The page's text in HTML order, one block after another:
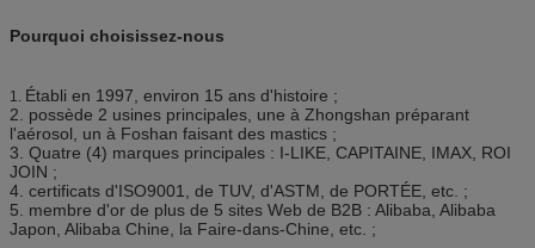
Pourquoi choisissez-nous
1. Établi en 1997, environ 15 ans d'histoire ;
2. possède 2 usines principales, une à Zhongshan préparant
l'aérosol, un à Foshan faisant des mastics ;
3. Quatre (4) marques principales : I-LIKE, CAPITAINE, IMAX, ROI
JOIN ;
4. certificats d'ISO9001, de TUV, d'ASTM, de PORTÉE, etc. ;
5. membre d'or de plus de 5 sites Web de B2B : Alibaba, Alibaba
Japon, Alibaba Chine, la Faire-dans-Chine, etc. ;